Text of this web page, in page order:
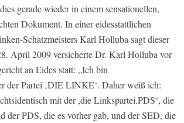
gerade wieder in einem sensationellen,
Dokument. In einer eidesstattlichen
Schatzmeisters Karl Holluba sagt dieser
April 2009 versicherte Dr. Karl Holluba vor
an Eides statt: „Ich bin
der Partei ‚DIE LINKE‘. Daher weiß ich:
mit der ,die Linkspartei.PDS‘, die
der PDS, die es vorher gab, und der SED, die